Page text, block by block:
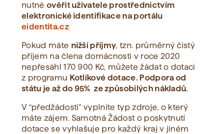
nutné ověřit uživatele prostřednictvím
elektronické identifikace na portálu
eidentita.cz
Pokud máte nižší příjmy, tzn. průměrný čistý
příjem na člena domácnosti v roce 2020
nepřesáhl 170 900 Kč, můžete žádat o dotaci
z programu Kotlíkové dotace. Podpora od
státu je až do 95% ze způsobilých nákladů.
V “předžádosti” vyplníte typ zdroje, o který
máte zájem. Samotná Žádost o poskytnutí
dotace se vyhlašuje pro každý kraj v jiném